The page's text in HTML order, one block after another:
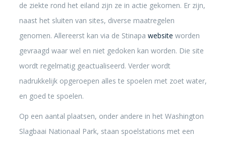
de ziekte rond het eiland zijn ze in actie gekomen. Er zijn,
naast het sluiten van sites, diverse maatregelen
genomen. Allereerst kan via de Stinapa website worden
gevraagd waar wel en niet gedoken kan worden. Die site
wordt regelmatig geactualiseerd. Verder wordt
nadrukkelijk opgeroepen alles te spoelen met zoet water,
en goed te spoelen.
Op een aantal plaatsen, onder andere in het Washington
Slagbaai Nationaal Park, staan spoelstations met een